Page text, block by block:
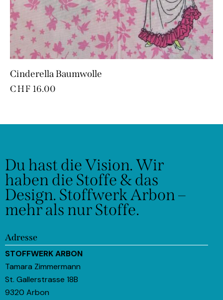
Cinderella Baumwolle
CHF 16.00
Du hast die Vision.Wir
haben die Stoffe & das
Design. Stoffwerk Arbon –
mehr als nur Stoffe.
Adresse
STOFFWERK ARBON
Tamara Zimmermann
St. Gallerstrasse 18B
9320 Arbon